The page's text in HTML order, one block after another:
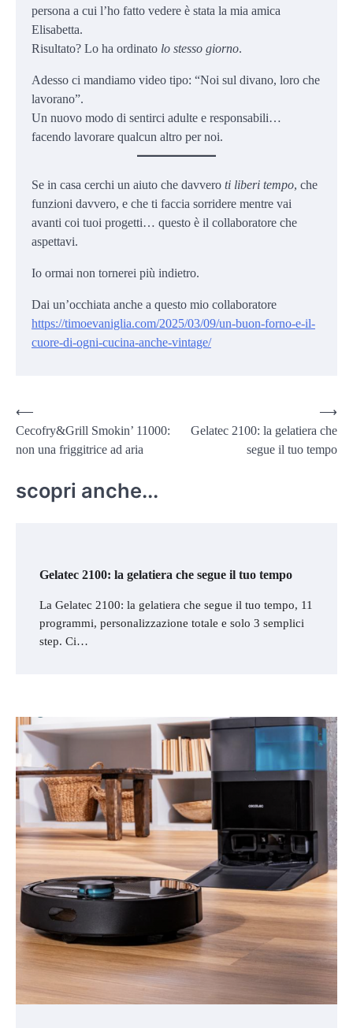
persona a cui l’ho fatto vedere è stata la mia amica
Elisabetta.
Risultato? Lo ha ordinato lo stesso giorno.
Adesso ci mandiamo video tipo: “Noi sul divano, loro che
lavorano”.
Un nuovo modo di sentirci adulte e responsabili…
facendo lavorare qualcun altro per noi.
Se in casa cerchi un aiuto che davvero ti liberi tempo, che
funzioni davvero, e che ti faccia sorridere mentre vai
avanti coi tuoi progetti… questo è il collaboratore che
aspettavi.
Io ormai non tornerei più indietro.
Dai un’occhiata anche a questo mio collaboratore
https://timoevaniglia.com/2025/03/09/un-buon-forno-e-il-
cuore-di-ogni-cucina-anche-vintage/
Navigazione
articoli
⟵
Cecofry&Grill Smokin’ 11000:
non una friggitrice ad aria
Gelatec 2100: la gelatiera che
segue il tuo tempo
⟶
scopri anche...
Gelatec 2100: la gelatiera che segue il tuo tempo
La Gelatec 2100: la gelatiera che segue il tuo tempo, 11
programmi, personalizzazione totale e solo 3 semplici
step. Ci…